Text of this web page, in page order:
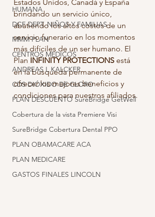
HUMANA
DCF DEPT. NIÑOS Y FAMILIAS
MMM PLAN
CENTROS MEDICOS
ANDREAS L KALCKER
CDS DIÓXIDO DE CLORO
PLAN DESCUENTO SureBridge GetWell
Cobertura de la vista Premiere Visi
SureBridge Cobertura Dental PPO
PLAN OBAMACARE ACA
PLAN MEDICARE
GASTOS FINALES LINCOLN
Estados Unidos, Canadá y España
brindando un servicio único,
abatiendo los altos costos de un
servicio funerario en los momentos
más difíciles de un ser humano. El
Plan INFINITY PROTECTIONS está
en la búsqueda permanente de
ofrecer los mejores beneficios y
condiciones para nuestros afiliados.